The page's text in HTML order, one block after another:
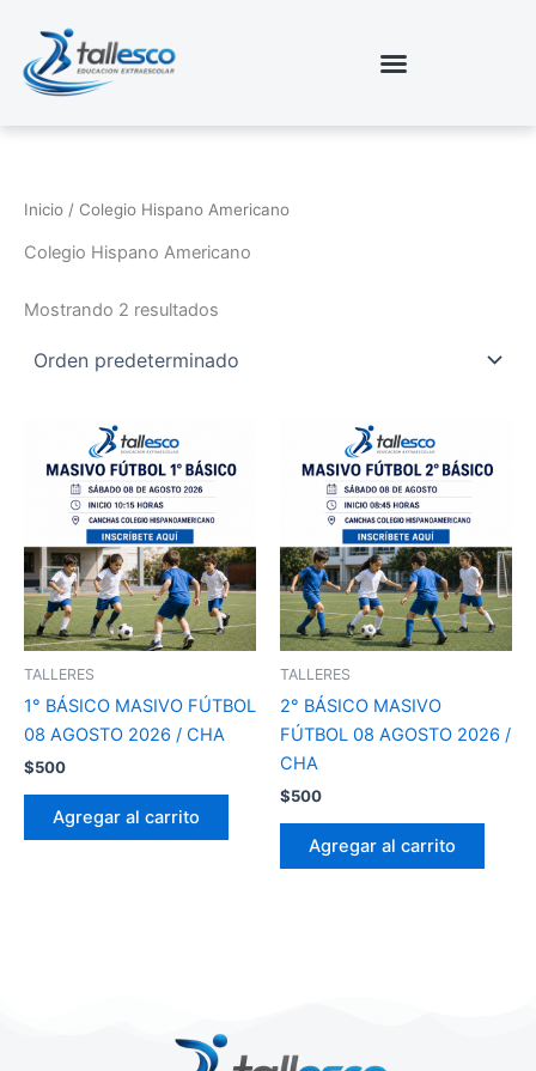
contenido
Inicio / Colegio Hispano Americano
Colegio Hispano Americano
Mostrando 2 resultados
TALLERES
1° BÁSICO MASIVO FÚTBOL
08 AGOSTO 2026 / CHA
$500
Agregar al carrito
TALLERES
2° BÁSICO MASIVO
FÚTBOL 08 AGOSTO 2026 /
CHA
$500
Agregar al carrito